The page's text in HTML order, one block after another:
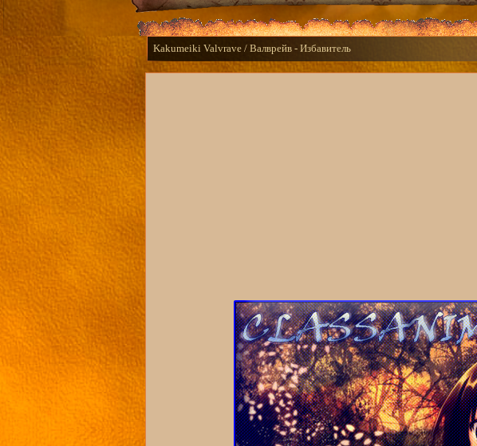
Kakumeiki Valvrave / Валврейв - Избавитель